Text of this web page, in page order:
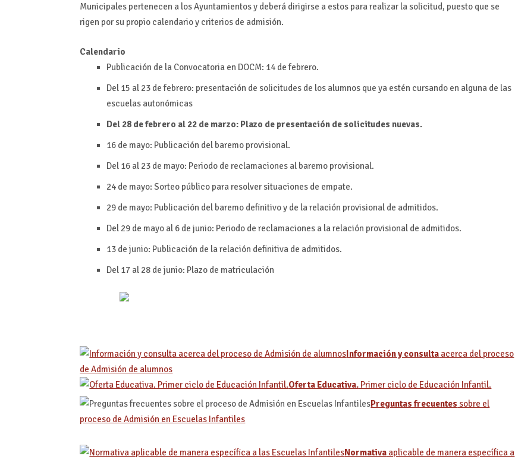
Municipales pertenecen a los Ayuntamientos y deberá dirigirse a estos para realizar la solicitud, puesto que se
rigen por su propio calendario y criterios de admisión.
Calendario
Publicación de la Convocatoria en DOCM: 14 de febrero.
Del 15 al 23 de febrero: presentación de solicitudes de los alumnos que ya estén cursando en alguna de las
escuelas autonómicas
Del 28 de febrero al 22 de marzo: Plazo de presentación de solicitudes nuevas.
16 de mayo: Publicación del baremo provisional.
Del 16 al 23 de mayo: Periodo de reclamaciones al baremo provisional.
24 de mayo: Sorteo público para resolver situaciones de empate.
29 de mayo: Publicación del baremo definitivo y de la relación provisional de admitidos.
Del 29 de mayo al 6 de junio: Periodo de reclamaciones a la relación provisional de admitidos.
13 de junio: Publicación de la relación definitiva de admitidos.
Del 17 al 28 de junio: Plazo de matriculación
Información y consulta acerca del proceso
de Admisión de alumnos
Oferta Educativa. Primer ciclo de Educación Infantil.
Preguntas frecuentes sobre el
proceso de Admisión en Escuelas Infantiles
Normativa aplicable de manera específica a